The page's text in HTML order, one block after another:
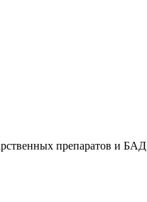
препаратов и БАД